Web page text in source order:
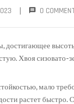
| 0
достигающее
Хвоя сизовато-
мало
растет быстро.